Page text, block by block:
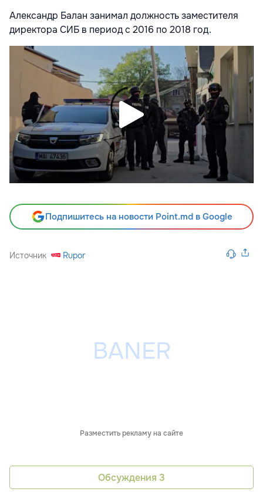
Александр Балан занимал должность заместителя
директора СИБ в период с 2016 по 2018 год.
Подпишитесь на новости Point.md в Google
Источник Rupor
Разместить рекламу на сайте
Обсуждения 3